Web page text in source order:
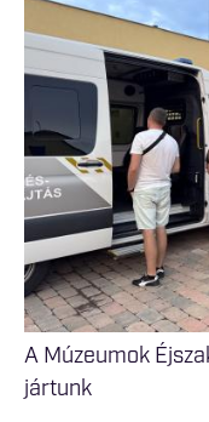
A Múzeumok
jártunk